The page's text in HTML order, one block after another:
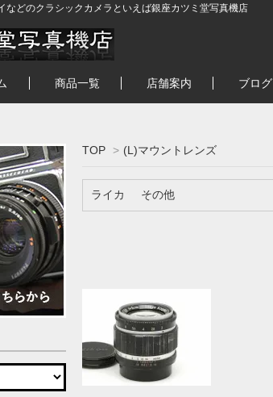
などのクラシックカメラといえば銀座カツミ堂写真機店
商品一覧 店舗案内 ブログ
TOP > (L)マウントレンズ
ライカ その他